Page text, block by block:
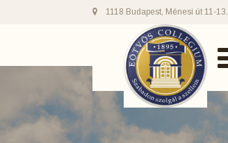
1118 Budapest, Ménesi út 11-13.